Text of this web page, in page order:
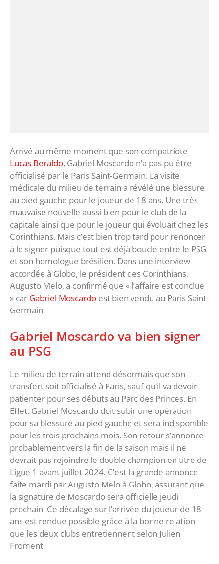
Arrivé au même moment que son compatriote
Lucas Beraldo, Gabriel Moscardo n’a pas pu être
officialisé par le Paris Saint-Germain. La visite
médicale du milieu de terrain a révélé une blessure
au pied gauche pour le joueur de 18 ans. Une très
mauvaise nouvelle aussi bien pour le club de la
capitale ainsi que pour le joueur qui évoluait chez les
Corinthians. Mais c’est bien trop tard pour renoncer
à le signer puisque tout est déjà bouclé entre le PSG
et son homologue brésilien. Dans une interview
accordée à Globo, le président des Corinthians,
Augusto Melo, a confirmé que « l’affaire est conclue
» car Gabriel Moscardo est bien vendu au Paris Saint-
Germain.
Gabriel Moscardo va bien signer
au PSG
Le milieu de terrain attend désormais que son
transfert soit officialisé à Paris, sauf qu’il va devoir
patienter pour ses débuts au Parc des Princes. En
Effet, Gabriel Moscardo doit subir une opération
pour sa blessure au pied gauche et sera indisponible
pour les trois prochains mois. Son retour s’annonce
probablement vers la fin de la saison mais il ne
devrait pas rejoindre le double champion en titre de
Ligue 1 avant juillet 2024. C’est la grande annonce
faite mardi par Augusto Melo à Globo, assurant que
la signature de Moscardo sera officielle jeudi
prochain. Ce décalage sur l’arrivée du joueur de 18
ans est rendue possible grâce à la bonne relation
que les deux clubs entretiennent selon Julien
Froment.